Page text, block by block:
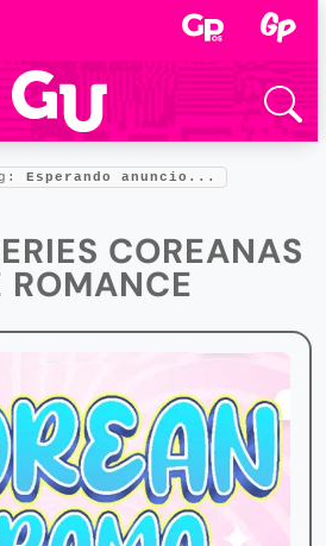
Esperando anuncio...
COREANAS
ROMANCE